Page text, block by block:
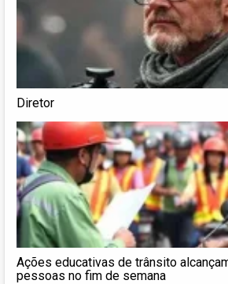
Diretor
Ações educativas de trânsito
pessoas no fim de semana